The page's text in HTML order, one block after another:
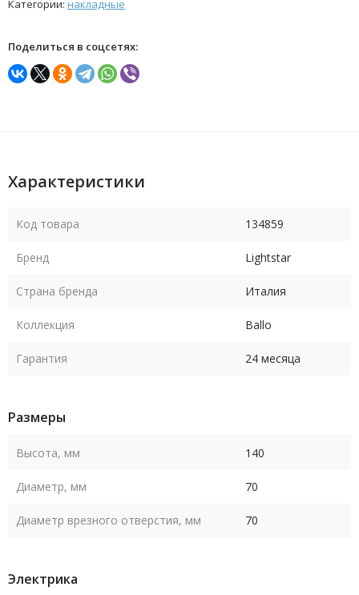
Категории: накладные
Поделиться в соцсетях:
Характеристики
Код товара 134859
Бренд Lightstar
Страна бренда Италия
Коллекция Ballo
Гарантия 24 месяца
Размеры
Высота, мм 140
Диаметр, мм 70
Диаметр врезного отверстия, мм 70
Электрика